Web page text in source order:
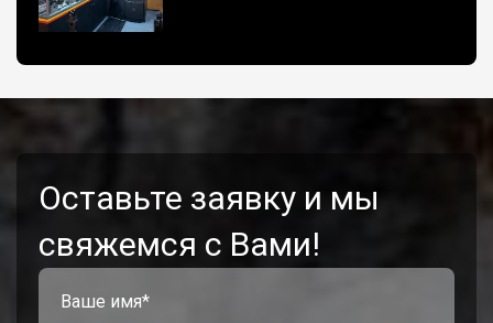
Оставьте заявку и мы
свяжемся с Вами!